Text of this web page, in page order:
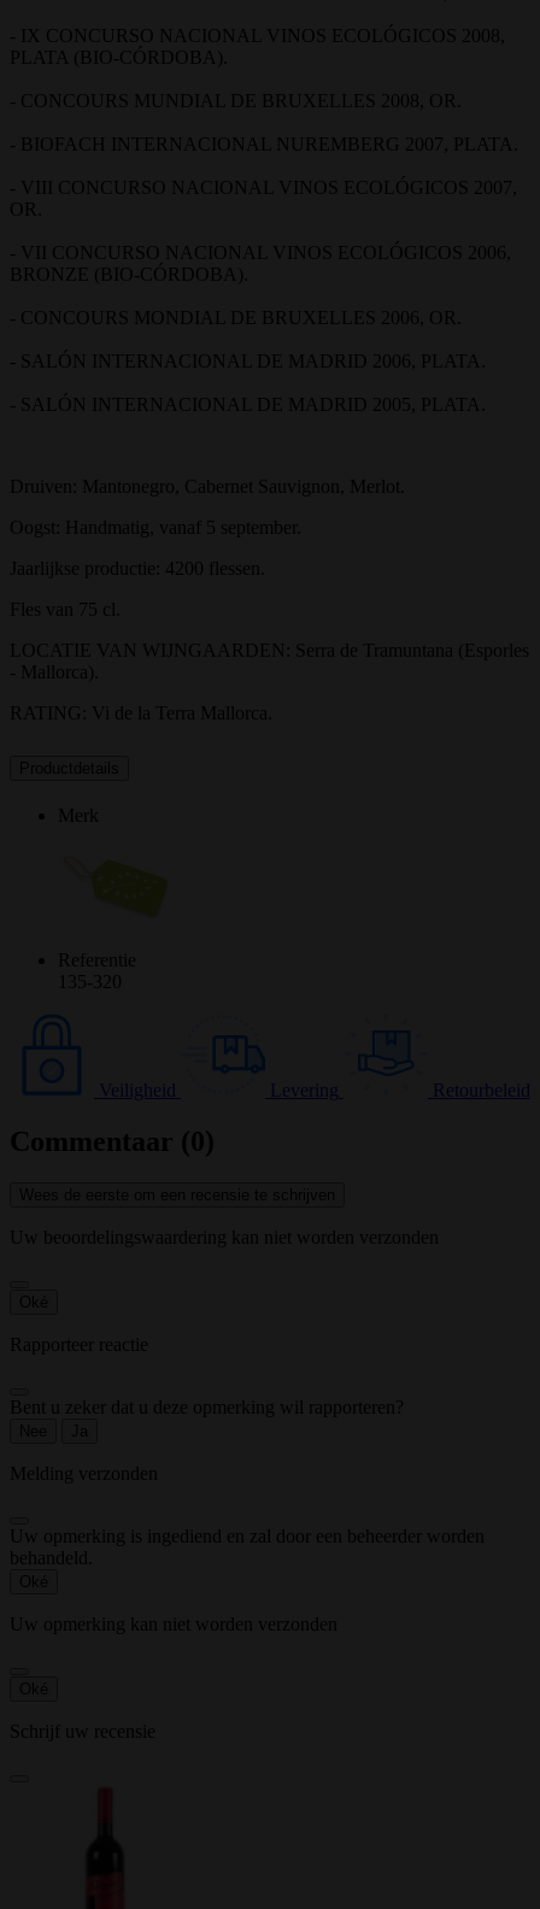
- IX CONCURSO NACIONAL VINOS ECOLÓGICOS 2008,
PLATA (BIO-CÓRDOBA).
- CONCOURS MUNDIAL DE BRUXELLES 2008, OR.
- BIOFACH INTERNACIONAL NUREMBERG 2007, PLATA.
- VIII CONCURSO NACIONAL VINOS ECOLÓGICOS 2007,
OR.
- VII CONCURSO NACIONAL VINOS ECOLÓGICOS 2006,
BRONZE (BIO-CÓRDOBA).
- CONCOURS MONDIAL DE BRUXELLES 2006, OR.
- SALÓN INTERNACIONAL DE MADRID 2006, PLATA.
- SALÓN INTERNACIONAL DE MADRID 2005, PLATA.
Druiven: Mantonegro, Cabernet Sauvignon, Merlot.
Oogst: Handmatig, vanaf 5 september.
Jaarlijkse productie: 4200 flessen.
Fles van 75 cl.
LOCATIE VAN WIJNGAARDEN: Serra de Tramuntana (Esporles
- Mallorca).
RATING: Vi de la Terra Mallorca.
Merk
Referentie
135-320
Veiligheid Levering Retourbeleid
Commentaar (0)
Uw beoordelingswaardering kan niet worden verzonden
Rapporteer reactie
Bent u zeker dat u deze opmerking wil rapporteren?
Melding verzonden
Uw opmerking is ingediend en zal door een beheerder worden
behandeld.
Uw opmerking kan niet worden verzonden
Schrijf uw recensie